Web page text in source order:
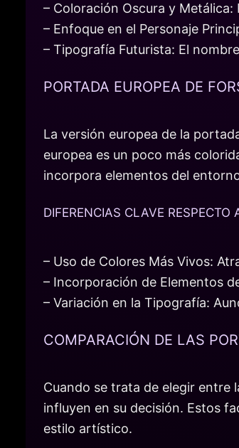
– Coloración Oscura y
– Enfoque en el Personaje
– Tipografía Futurista: El
PORTADA EUROPEA DE
La versión europea de la
europea es un poco más
incorpora elementos del
DIFERENCIAS CLAVE
– Uso de Colores Más Vivos:
– Incorporación de Elementos
– Variación en la Tipografía:
COMPARACIÓN DE LAS
Cuando se trata de elegir entre
influyen en su decisión. Estos
estilo artístico.